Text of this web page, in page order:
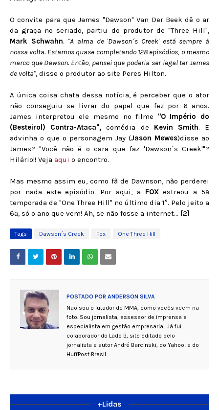
O convite para que James "Dawson" Van Der Beek dê o ar
da graça no seriado, partiu do produtor de "Three Hill",
Mark Schwahn. "A alma de 'Dawson´s Creek' está sempre à
nossa volta. Estamos quase completando 128 episódios, o mesmo
marco que Dawson. Então, pensei que poderia ser legal ter James
de volta", disse o produtor ao site Peres Hilton.
A única coisa chata dessa notícia, é perceber que o ator
não conseguiu se livrar do papel que fez por 6 anos.
James interpretou ele mesmo no filme "O Império do
(Besteirol) Contra-Ataca", comédia de Kevin Smith. E
advinha o que o personagem Jay (Jason Mewes)disse ao
James? "Você não é o cara que faz 'Dawson´s Creek'"?
Hilário!! Veja aqui o encontro.
Mas mesmo assim eu, como fã de Dawnson, não perderei
por nada este episódio. Por aqui, a FOXestreou a 5ª
temporada de "One Three Hill" no último dia 1°. Pelo jeito a
6ª, só o ano que vem! Ah, se não fosse a internet... [2]
Tags Dawson´s Creek Fox One Three Hill
POSTADO POR ANDERSON SILVA
Não sou o lutador de MMA, como vocês veem na
foto. Sou jornalista, assessor de imprensa e
especialista em gestão empresarial. Já fui
colaborador do Lado B, site editado pelo
jornalista e autor André Barcinski, do Yahoo! e do
HuffPost Brasil.
+Lidas